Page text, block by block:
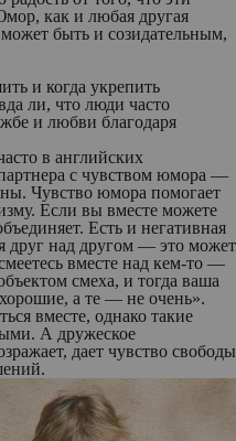
как и любая другая
быть и созидательным,
и когда укрепить
ли, что люди часто
и любви благодаря
в английских
с чувством юмора —
Чувство юмора помогает
Если вы вместе можете
Есть и негативная
друг над другом — это может
вместе над кем-то —
смеха, и тогда ваша
а те — не очень».
вместе, однако такие
А дружеское
дает чувство свободы